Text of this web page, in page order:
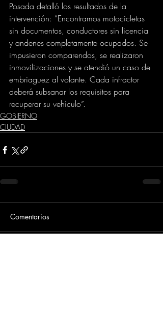
Posada detalló los resultados de la
intervención: “Encontramos motocicletas
sin documentos, conductores sin licencia
y andenes completamente ocupados. Se
impusieron comparendos, se realizaron
inmovilizaciones y se atendió un caso de
embriaguez al volante. Cada infractor
deberá subsanar los requisitos para
recuperar su vehículo”.
GOBIERNO
CIUDAD
Comentarios